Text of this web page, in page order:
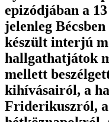
epizódjában a
jelenleg
készült interjú
hallgathatjátok
mellett
kihívásairól, a
Friderikuszról,